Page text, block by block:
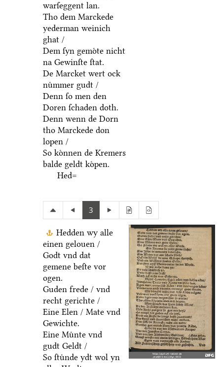
warſeggent lan.
Tho dem Marckede
yederman weinich
ghat /
Dem ſyn gemoͤte nicht
na Gewinſte ſtat.
De Marcket wert ock
nuͤmmer gudt /
Denn ſo men den
Doren ſchaden doth.
Denn wenn de Dorn
tho Marckede don
lopen /
So koͤnnen de Kremers
balde geldt koͤpen.
Hed=
3
Hedden wy alle
einen gelouen /
Godt vnd dat
gemene beſte vor
ogen.
Guden frede / vnd
recht gerichte /
Eine Elen / Mate vnd
Gewichte.
Eine Muͤnte vnd
gudt Geldt /
So ſtuͤnde ydt wol yn